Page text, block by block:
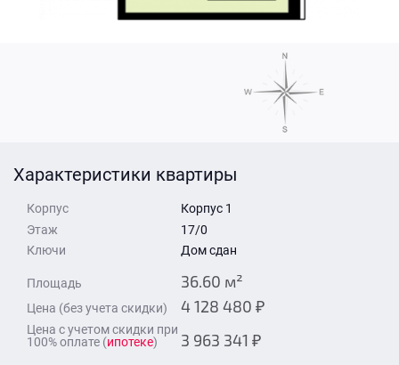
Характеристики квартиры
Корпус
Корпус 1
Этаж
17/0
Ключи
Дом сдан
Площадь 36.60 м²
Цена (без учета скидки) 4 128 480 ₽
Цена с учетом скидки при
100% оплате (ипотеке) 3 963 341 ₽
Стоимость квартиры
Время для звонка
Отправить
Время для звонка